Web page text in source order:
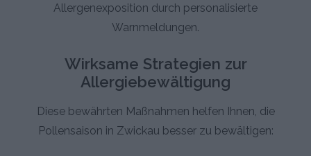
Allergenexposition durch personalisierte
Warnmeldungen.
Wirksame Strategien zur
Allergiebewältigung
Diese bewährten Maßnahmen helfen Ihnen, die
Pollensaison in Zwickau besser zu bewältigen: